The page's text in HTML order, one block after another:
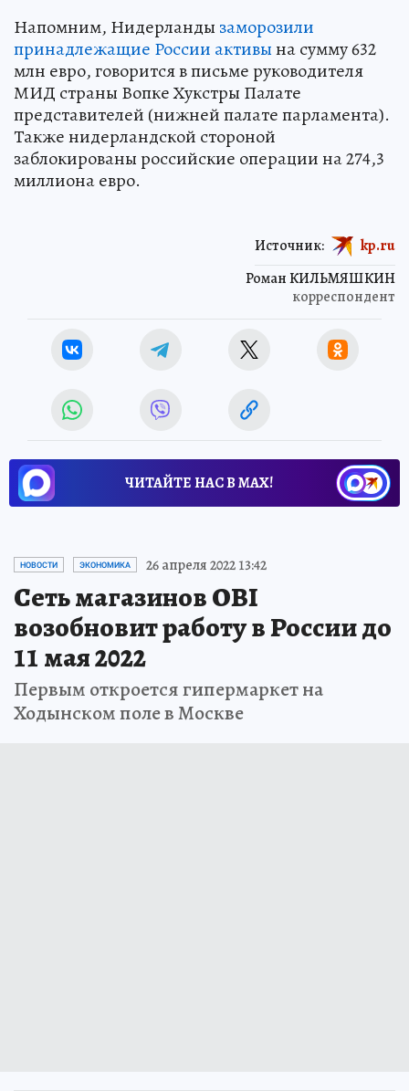
Напомним, Нидерланды заморозили
принадлежащие России активына сумму 632
млн евро, говорится в письме руководителя
МИД страны Вопке Хукстры Палате
представителей (нижней палате парламента).
Также нидерландской стороной
заблокированы российские операции на 274,3
миллиона евро.
Роман КИЛЬМЯШКИН
корреспондент
Источник: kp.ru
ЧИТАЙТЕ НАС В МАХ!
НОВОСТИ ЭКОНОМИКА 26 апреля 2022 13:42
Сеть магазинов OBI
возобновит работу в России до
11 мая 2022
Первым откроется гипермаркет на
Ходынском поле в Москве